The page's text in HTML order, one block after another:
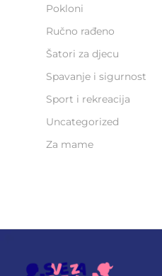
Pokloni
Ručno rađeno
Šatori za djecu
Spavanje i sigurnost
Sport i rekreacija
Uncategorized
Za mame